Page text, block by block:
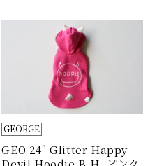
GEORGE
GEO 24" Glitter Happy